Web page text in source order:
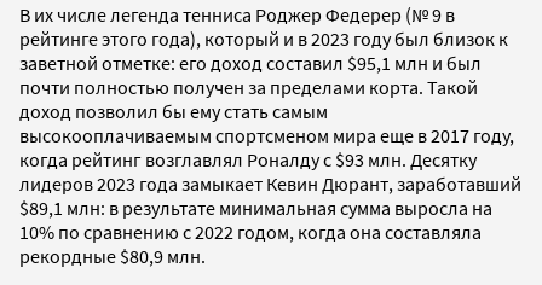
В их числе легенда тенниса Роджер Федерер (№ 9 в
рейтинге этого года), который и в 2023 году был близок к
заветной отметке: его доход составил $95,1 млн и был
почти полностью получен за пределами корта. Такой
доход позволил бы ему стать самым
высокооплачиваемым спортсменом мира еще в 2017 году,
когда рейтинг возглавлял Роналду с $93 млн. Десятку
лидеров 2023 года замыкает Кевин Дюрант, заработавший
$89,1 млн: в результате минимальная сумма выросла на
10% по сравнению с 2022 годом, когда она составляла
рекордные $80,9 млн.